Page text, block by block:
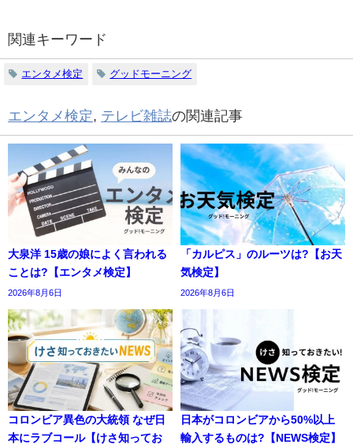
関連キーワード
エンタメ検定 グッドモーニング
エンタメ検定, テレビ雑誌の関連記事
大泉洋 15歳の娘によく言われる
ことは?【エンタメ検定】
2026年8月6日
「カルピス」のルーツは?【お天
気検定】
2026年8月6日
コロンビア異色の大統領 なぜ日
本にラブコール【けさ知ってお
日本がコロンビアから50%以上
輸入するものは?【NEWS検定】